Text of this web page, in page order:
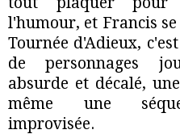
l'humour, et Francis
Tournée d'Adieux,
de personnages
absurde et décalé,
même une
improvisée.